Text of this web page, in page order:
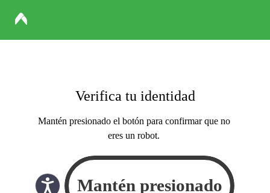
Verifica tu identidad
Mantén presionado el botón para confirmar que no
eres un robot.